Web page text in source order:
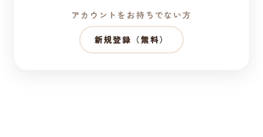
アカウントをお持ちでない方
新規登録（無料）